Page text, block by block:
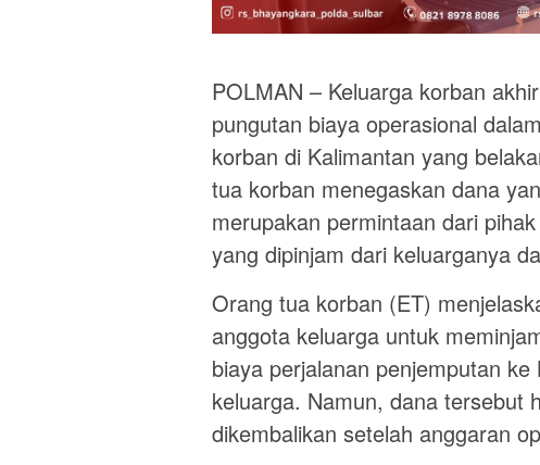
POLMAN – Keluarga korban
pungutan biaya operasional
korban di Kalimantan yang
tua korban menegaskan dana
merupakan permintaan dari
yang dipinjam dari keluarganya
Orang tua korban (ET)
anggota keluarga untuk
biaya perjalanan penjemputan
keluarga. Namun, dana tersebut
dikembalikan setelah anggaran